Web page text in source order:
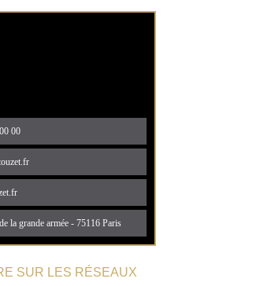
00
la grande armée - 75116 Paris
SUR LES RÉSEAUX